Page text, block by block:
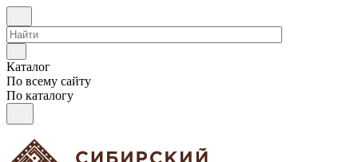
Каталог
По всему сайту
По каталогу